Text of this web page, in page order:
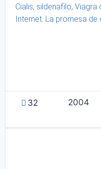
Cialis, sildenafilo,
Internet. La promesa
32 2004